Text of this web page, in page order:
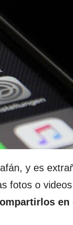
y es
fotos o
en